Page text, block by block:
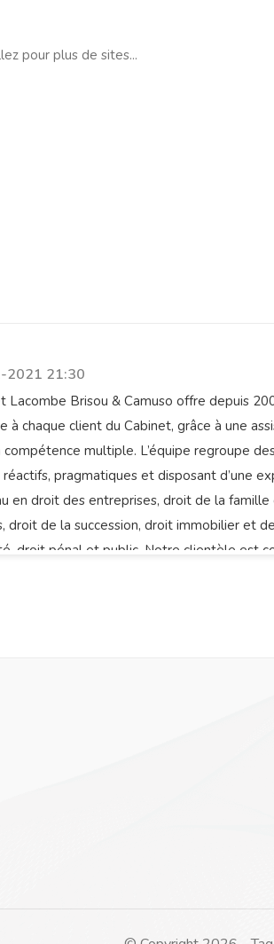
pour plus de sites...
2021 21:30
Lacombe Brisou & Camuso offre depuis
à chaque client du Cabinet, grâce à une
compétence multiple. L’équipe regroupe
réactifs, pragmatiques et disposant d’une
en droit des entreprises, droit de la
droit de la succession, droit immobilier et
droit pénal et public. Notre clientèle est